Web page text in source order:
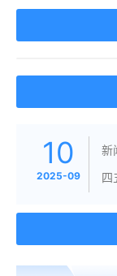
10
2025-09
新
四